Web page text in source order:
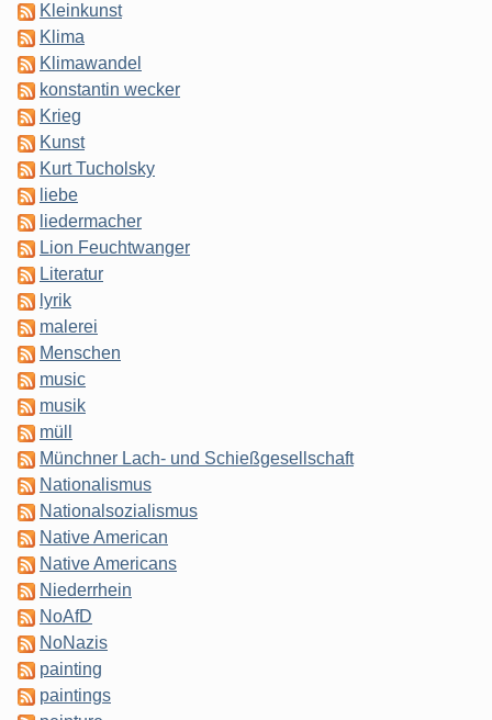
Kleinkunst
Klima
Klimawandel
konstantin wecker
Krieg
Kunst
Kurt Tucholsky
liebe
liedermacher
Lion Feuchtwanger
Literatur
lyrik
malerei
Menschen
music
musik
müll
Münchner Lach- und Schießgesellschaft
Nationalismus
Nationalsozialismus
Native American
Native Americans
Niederrhein
NoAfD
NoNazis
painting
paintings